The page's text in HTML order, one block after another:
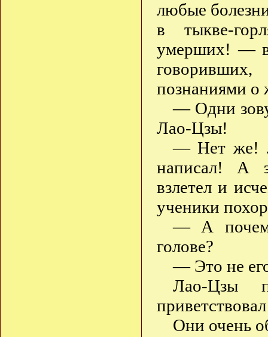
любые
в тыкве-
умерших! —
познаниями о
— Одни
Лао-Цзы!
— Нет же!
написал! А
взлетел и
ученики
— А
голове?
— Это не
Лао-Цзы
Они очень